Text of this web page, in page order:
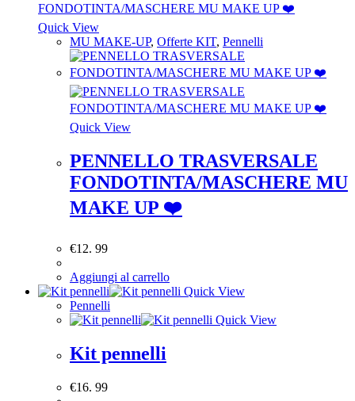
Quick View
MU MAKE-UP, Offerte KIT, Pennelli
Quick View
PENNELLO TRASVERSALE
FONDOTINTA/MASCHERE MU
MAKE UP ❤️
€12. 99
Aggiungi al carrello
Quick View
Pennelli
Quick View
Kit pennelli
€16. 99